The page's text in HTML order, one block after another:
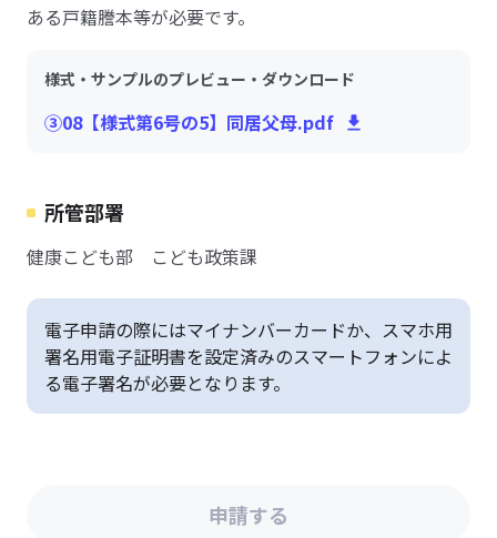
ある戸籍謄本等が必要です。
様式・サンプルのプレビュー・ダウンロード
③08【様式第6号の5】同居父母.pdf
所管部署
健康こども部 こども政策課
電子申請の際にはマイナンバーカードか、スマホ用
署名用電子証明書を設定済みのスマートフォンによ
る電子署名が必要となります。